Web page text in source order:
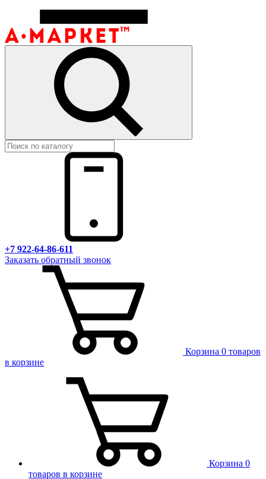
+7 922-64-86-611
Заказать обратный звонок
Корзина 0 товаров
в корзине
Корзина 0
товаров в корзине